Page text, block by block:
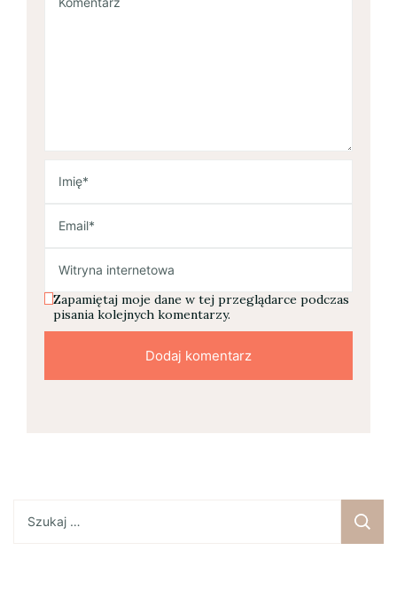
Zapamiętaj moje dane w tej przeglądarce podczas
pisania kolejnych komentarzy.